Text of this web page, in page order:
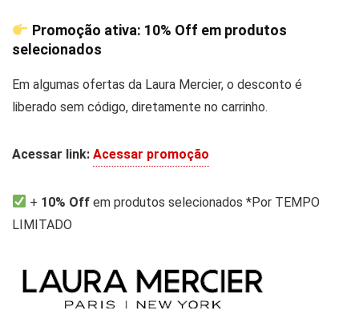
Promoção ativa: 10% Off em produtos
selecionados
Em algumas ofertas da Laura Mercier, o desconto é
liberado sem código, diretamente no carrinho.
Acessar link: Acessar promoção
+ 10% Off em produtos selecionados *Por TEMPO
LIMITADO